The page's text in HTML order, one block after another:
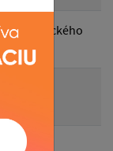
Reset
bežeckého